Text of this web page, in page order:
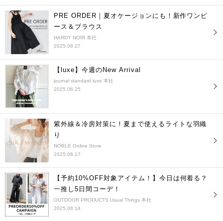
PRE ORDER｜夏オケージョンにも！新作ワンピ
ース＆ブラウス
HARDY NOIR 本社
2025.06.27
【luxe】今週のNew Arrival
journal standard luxe 本社
2025.06.25
紫外線＆冷房対策に！夏まで使えるライトな羽織
り
NOBLE Online Store
2025.06.17
【予約10%OFF対象アイテム！】今日は何着る？
一推し5日間コーデ！
OUTDOOR PRODUCTS Usual Things 本社
2025.06.14